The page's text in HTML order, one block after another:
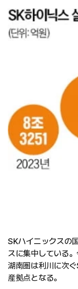
SKハイニックスの
スに集中している
湖南圏は利川に次
産拠点となる。